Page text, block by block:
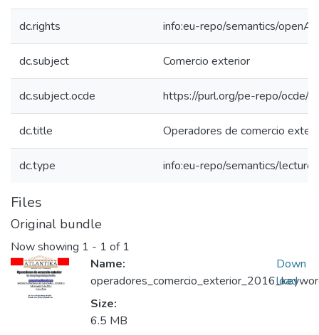
dc.rights info:eu-repo/semantics/
dc.subject Comercio exterior
dc.subject.ocde https://purl.org/pe-repo/ocde/
dc.title Operadores de comercio
dc.type info:eu-repo/semantics/lecture
Files
Original bundle
Now showing 1 - 1 of 1
Name:
Size:
6.5 MB
Down
load